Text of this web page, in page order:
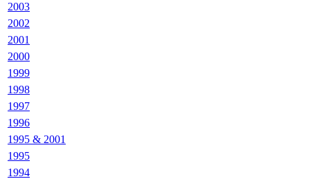
2003
2002
2001
2000
1999
1998
1997
1996
1995 & 2001
1995
1994